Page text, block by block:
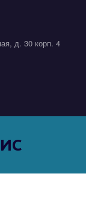
д. 30 корп. 4